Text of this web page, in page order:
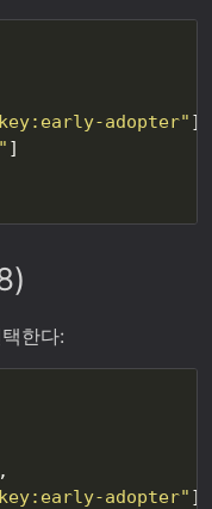
adopter"
한다:
adopter"